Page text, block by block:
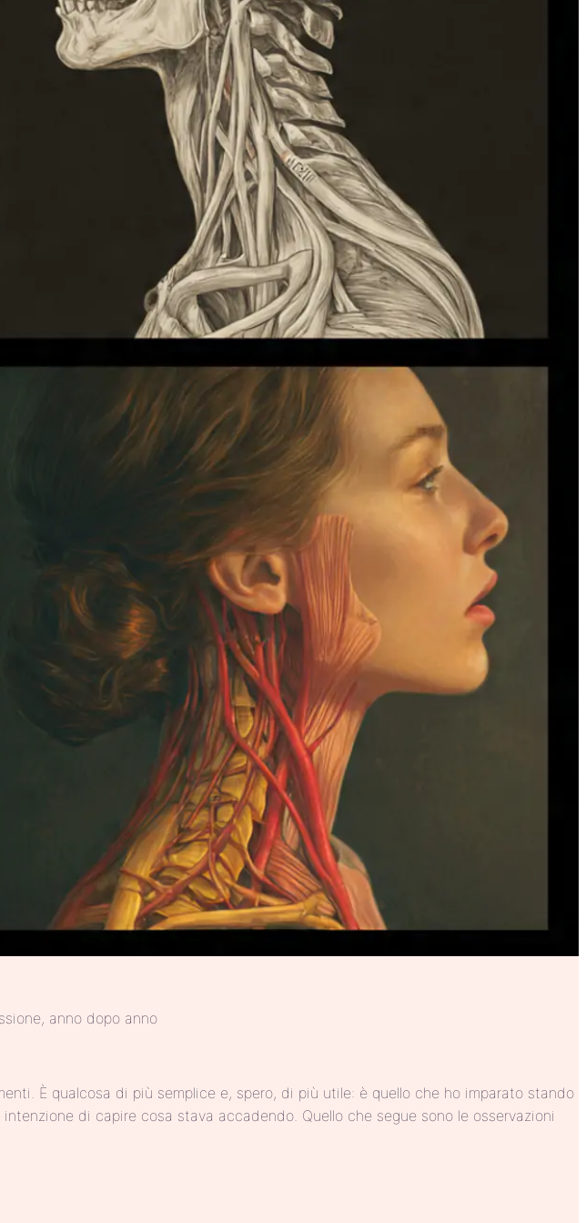
anno dopo anno
È qualcosa di più semplice e, spero, di più utile: è quello che ho imparato stando
di capire cosa stava accadendo. Quello che segue sono le osservazioni